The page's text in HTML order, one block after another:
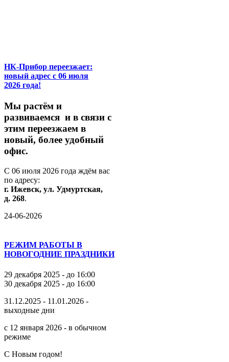
НК-Прибор переезжает:
новый адрес с 06 июля
2026 года!
Мы растём и
развиваемся и в связи с
этим переезжаем в
новый, более удобный
офис.
С 06 июля 2026 года ждём вас
по адресу:
г. Ижевск, ул. Удмуртская,
д. 268.
24-06-2026
РЕЖИМ РАБОТЫ В
НОВОГОДНИЕ ПРАЗДНИКИ
29 декабря 2025 - до 16:00
30 декабря 2025 - до 16:00
31.12.2025 - 11.01.2026 -
выходные дни
с 12 января 2026 - в обычном
режиме
С Новым годом!